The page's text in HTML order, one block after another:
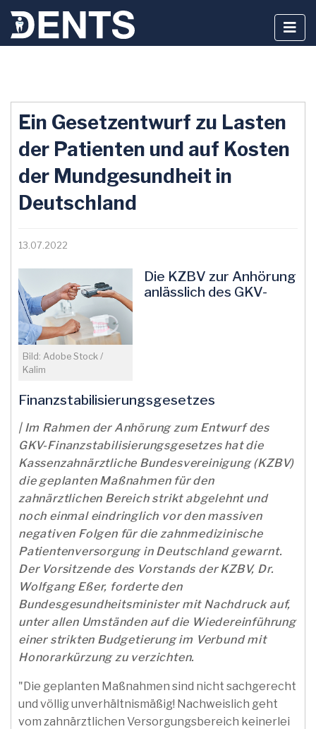
springen
Ein Gesetzentwurf zu Lasten
der Patienten und auf Kosten
der Mundgesundheit in
Deutschland
13.07.2022
Bild: Adobe Stock /
Kalim
Die KZBV zur Anhörung
anlässlich des GKV-
Finanzstabilisierungsgesetzes
| Im Rahmen der Anhörung zum Entwurf des
GKV-Finanzstabilisierungsgesetzes hat die
Kassenzahnärztliche Bundesvereinigung (KZBV)
die geplanten Maßnahmen für den
zahnärztlichen Bereich strikt abgelehnt und
noch einmal eindringlich vor den massiven
negativen Folgen für die zahnmedizinische
Patientenversorgung in Deutschland gewarnt.
Der Vorsitzende des Vorstands der KZBV, Dr.
Wolfgang Eßer, forderte den
Bundesgesundheitsminister mit Nachdruck auf,
unter allen Umständen auf die Wiedereinführung
einer strikten Budgetierung im Verbund mit
Honorarkürzung zu verzichten.
"Die geplanten Maßnahmen sind nicht sachgerecht
und völlig unverhältnismäßig! Nachweislich geht
vom zahnärztlichen Versorgungsbereich keinerlei